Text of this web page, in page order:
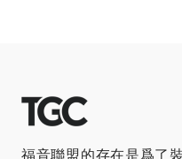
福音聯盟的存在是爲了